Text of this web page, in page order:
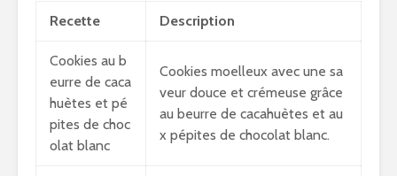
Recette Description
Cookies au b
eurre de caca
huètes et pé
pites de choc
olat blanc
Cookies moelleux avec une sa
veur douce et crémeuse grâce
au beurre de cacahuètes et au
x pépites de chocolat blanc.